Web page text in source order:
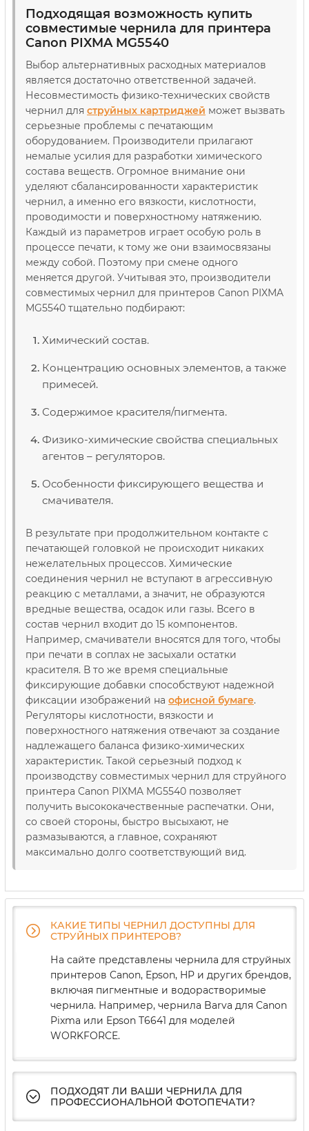
Подходящая возможность купить
совместимые чернила для принтера
Canon PIXMA MG5540
Выбор альтернативных расходных материалов
является достаточно ответственной задачей.
Несовместимость физико-технических свойств
чернил для струйных картриджей может вызвать
серьезные проблемы с печатающим
оборудованием. Производители прилагают
немалые усилия для разработки химического
состава веществ. Огромное внимание они
уделяют сбалансированности характеристик
чернил, а именно его вязкости, кислотности,
проводимости и поверхностному натяжению.
Каждый из параметров играет особую роль в
процессе печати, к тому же они взаимосвязаны
между собой. Поэтому при смене одного
меняется другой. Учитывая это, производители
совместимых чернил для принтеров Canon PIXMA
MG5540 тщательно подбирают:
Химический состав.
Концентрацию основных элементов, а также
примесей.
Содержимое красителя/пигмента.
Физико-химические свойства специальных
агентов – регуляторов.
Особенности фиксирующего вещества и
смачивателя.
В результате при продолжительном контакте с
печатающей головкой не происходит никаких
нежелательных процессов. Химические
соединения чернил не вступают в агрессивную
реакцию с металлами, а значит, не образуются
вредные вещества, осадок или газы. Всего в
состав чернил входит до 15 компонентов.
Например, смачиватели вносятся для того, чтобы
при печати в соплах не засыхали остатки
красителя. В то же время специальные
фиксирующие добавки способствуют надежной
фиксации изображений на офисной бумаге.
Регуляторы кислотности, вязкости и
поверхностного натяжения отвечают за создание
надлежащего баланса физико-химических
характеристик. Такой серьезный подход к
производству совместимых чернил для струйного
принтера Canon PIXMA MG5540 позволяет
получить высококачественные распечатки. Они,
со своей стороны, быстро высыхают, не
размазываются, а главное, сохраняют
максимально долго соответствующий вид.
КАКИЕ ТИПЫ ЧЕРНИЛ ДОСТУПНЫ ДЛЯ
СТРУЙНЫХ ПРИНТЕРОВ?
На сайте представлены чернила для струйных
принтеров Canon, Epson, HP и других брендов,
включая пигментные и водорастворимые
чернила. Например, чернила Barva для Canon
Pixma или Epson T6641 для моделей
WORKFORCE.
ПОДХОДЯТ ЛИ ВАШИ ЧЕРНИЛА ДЛЯ
ПРОФЕССИОНАЛЬНОЙ ФОТОПЕЧАТИ?